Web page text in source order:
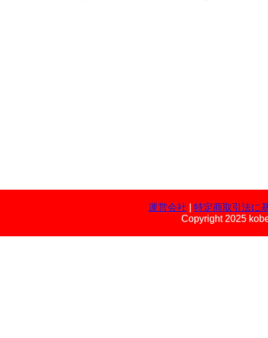
運営会社
特定商取引法に
Copyright 2025